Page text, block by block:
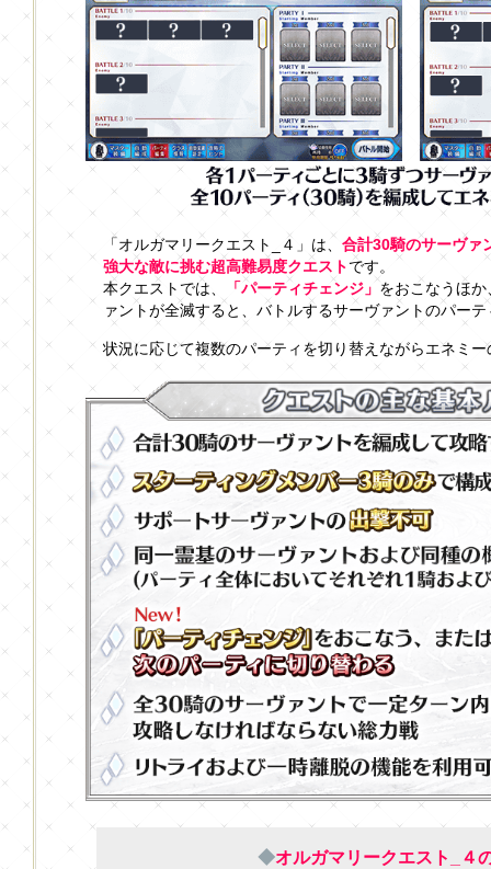
「オルガマリークエスト_４」は、 合計30騎のサーヴァ
強大な敵に挑む超高難易度クエストです。
本クエストでは、
「パーティチェンジ」 をおこなうほ
ァントが全滅すると、バトルするサーヴァントのパー
状況に応じて複数のパーティを切り替えながらエネミ
◆オルガマリークエスト_４